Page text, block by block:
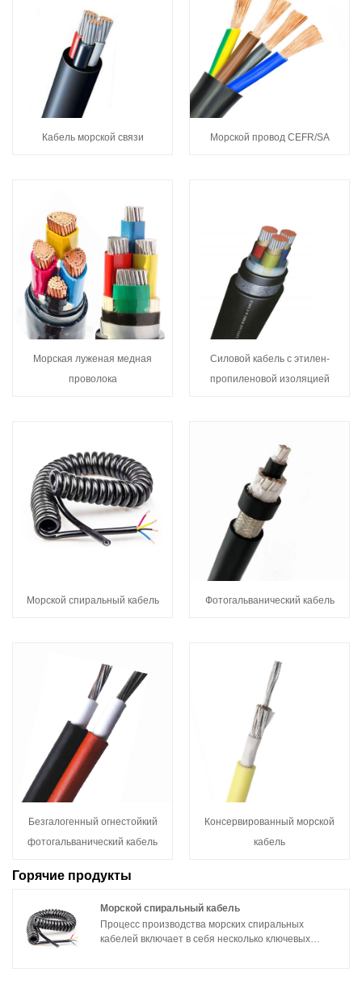
Кабель морской связи Морской провод CEFR/SA
Морская луженая медная
проволока
Силовой кабель с этилен-
пропиленовой изоляцией
Морской спиральный кабель Фотогальванический кабель
Безгалогенный огнестойкий
фотогальванический кабель
Консервированный морской
кабель
Горячие продукты
Морской спиральный кабель
Процесс производства морских спиральных
кабелей включает в себя несколько ключевых